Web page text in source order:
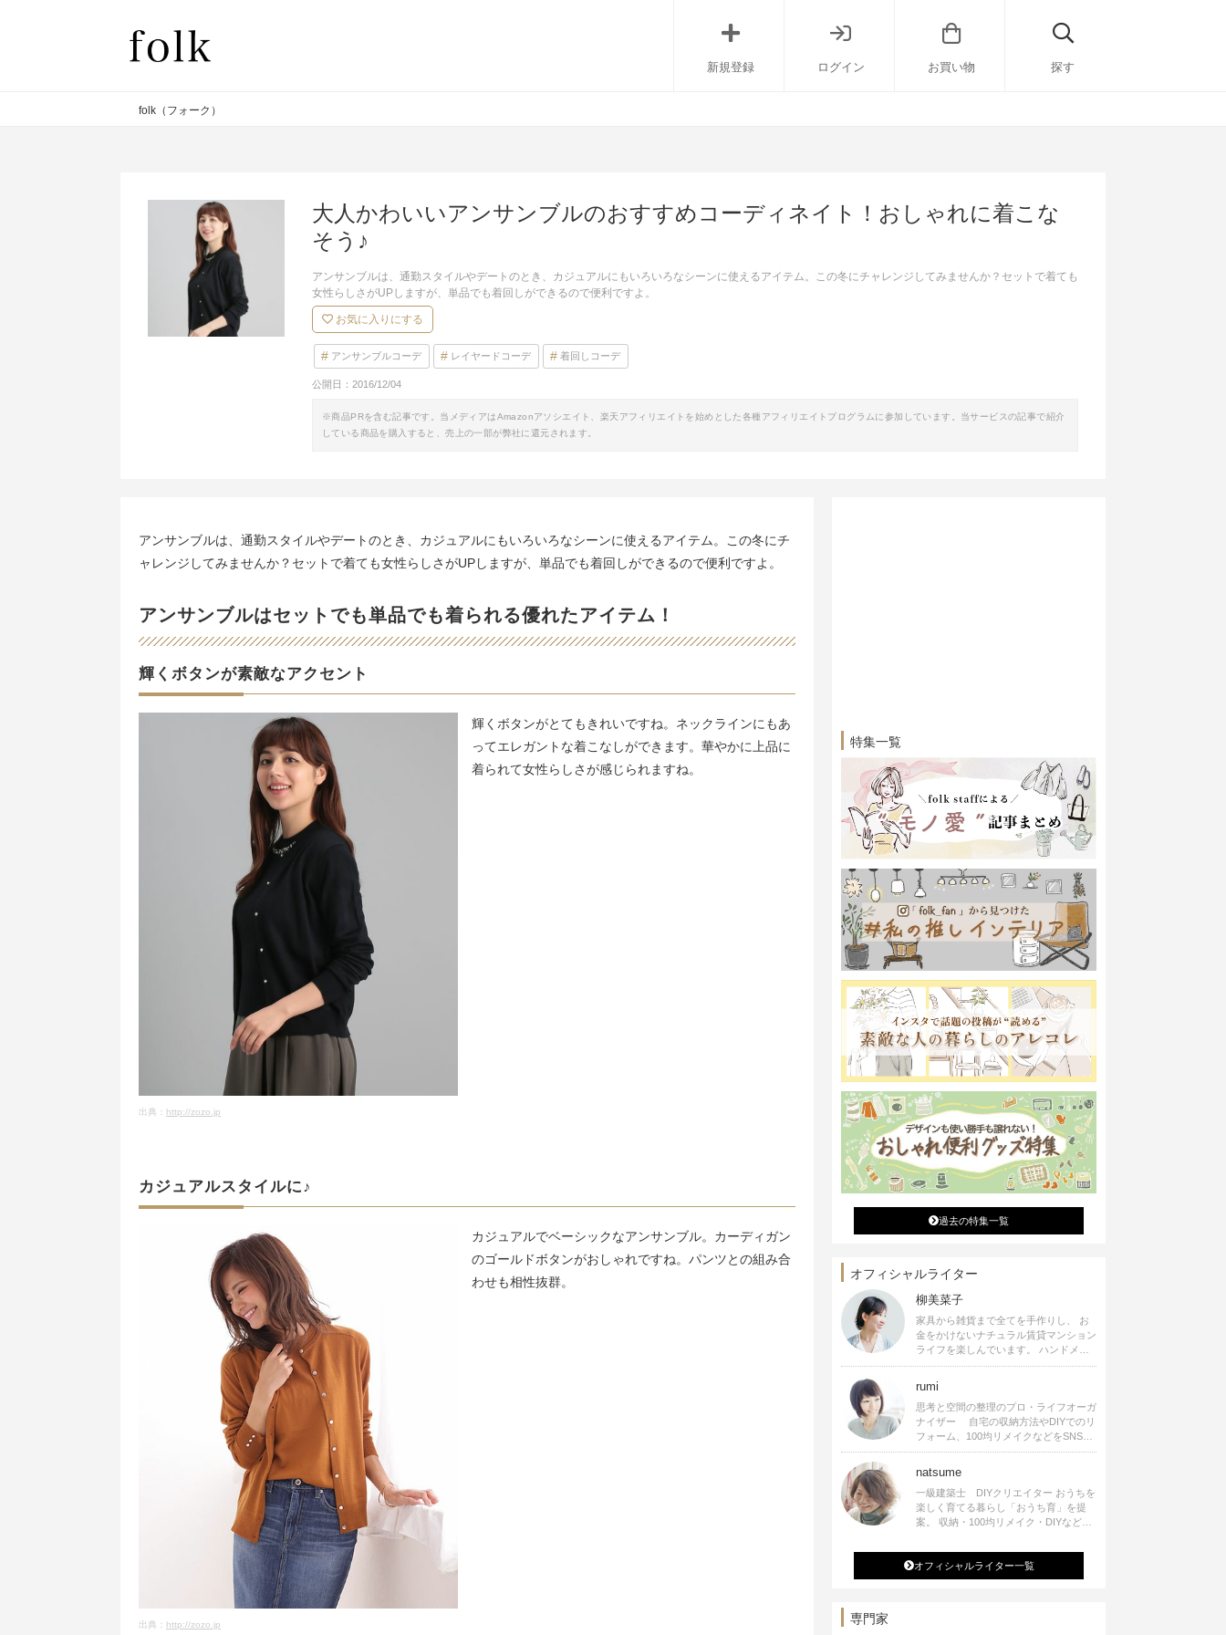
新規登録 ログイン お買い物 探す
folk（フォーク）
大人かわいいアンサンブルのおすすめコーディネイト！おしゃれに着こな
そう♪
アンサンブルは、通勤スタイルやデートのとき、カジュアルにもいろいろなシーンに使えるアイテム。この冬にチャレンジしてみませんか？セットで着ても
女性らしさがUPしますが、単品でも着回しができるので便利ですよ。
お気に入りにする
アンサンブルコーデ レイヤードコーデ 着回しコーデ
公開日： 2016/12/04
※商品PRを含む記事です。当メディアはAmazonアソシエイト、楽天アフィリエイトを始めとした各種アフィリエイトプログラムに参加しています。当サービスの記事で紹介
している商品を購入すると、売上の一部が弊社に還元されます。
アンサンブルは、通勤スタイルやデートのとき、カジュアルにもいろいろなシーンに使えるアイテム。この冬にチ
ャレンジしてみませんか？セットで着ても女性らしさがUPしますが、単品でも着回しができるので便利ですよ。
アンサンブルはセットでも単品でも着られる優れたアイテム！
輝くボタンが素敵なアクセント
出典： http://zozo.jp
輝くボタンがとてもきれいですね。ネックラインにもあ
ってエレガントな着こなしができます。華やかに上品に
着られて女性らしさが感じられますね。
カジュアルスタイルに♪
出典： http://zozo.jp
カジュアルでベーシックなアンサンブル。カーディガン
のゴールドボタンがおしゃれですね。パンツとの組み合
わせも相性抜群。
特集一覧
過去の特集一覧
オフィシャルライター
柳美菜子
家具から雑貨まで全てを手作りし、 お
金をかけないナチュラル賃貸マンション
ライフを楽しんでいます。 ハンドメイ
ド雑貨やインテリアに関する著書も出
ます。
rumi
思考と空間の整理のプロ・ライフオーガ
ナイザー 自宅の収納方法やDIYでのリ
フォーム、100均リメイクなどをSNSで
公開中。 収納やリメイク、インテリア
シピ提供、店舗プロデュース 2016年９
月に宝島社より【Rumiのおうち時間を
楽しむインテリア】を出版しました。
natsume
一級建築士 DIYクリエイター おうちを
楽しく育てる暮らし「おうち育」を提
案。 収納・100均リメイク・DIYなどお
発信中。 著書 なつめさんちの新しい
のになつかしいアンティークな部屋つく
り 雑誌掲載・TV出演・コラム執筆・
オフィシャルライター一覧
専門家